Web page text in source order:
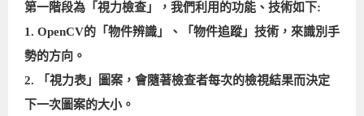
第一階段為「視力檢查」，我們利用的功能、技術如下:
1. OpenCV的「物件辨識」、「物件追蹤」技術，來識別手
勢的方向。
2. 「視力表」圖案，會隨著檢查者每次的檢視結果而決定
下一次圖案的大小。